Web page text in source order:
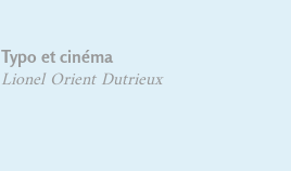
Typo et cinéma
Lionel Orient Dutrieux